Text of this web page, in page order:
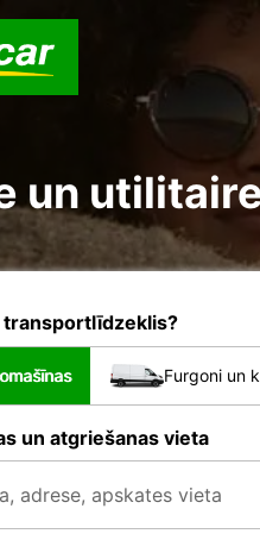
un
transportlīdzeklis?
Furgoni un
un atgriešanas vieta